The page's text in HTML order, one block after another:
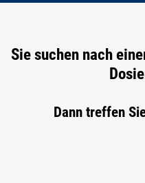
Sie suchen nach
Dann treffen